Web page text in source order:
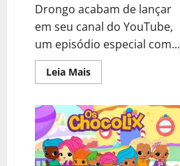
Drongo acabam de lançar
em seu canal do YouTube,
um episódio especial com...
Leia Mais